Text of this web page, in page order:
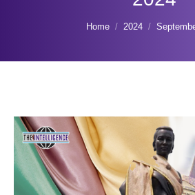
You are here:
Home 2024